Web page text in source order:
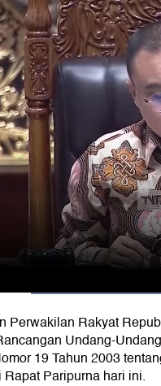
Perwakilan Rakyat
Undang-
19 Tahun 2003
Paripurna hari ini.